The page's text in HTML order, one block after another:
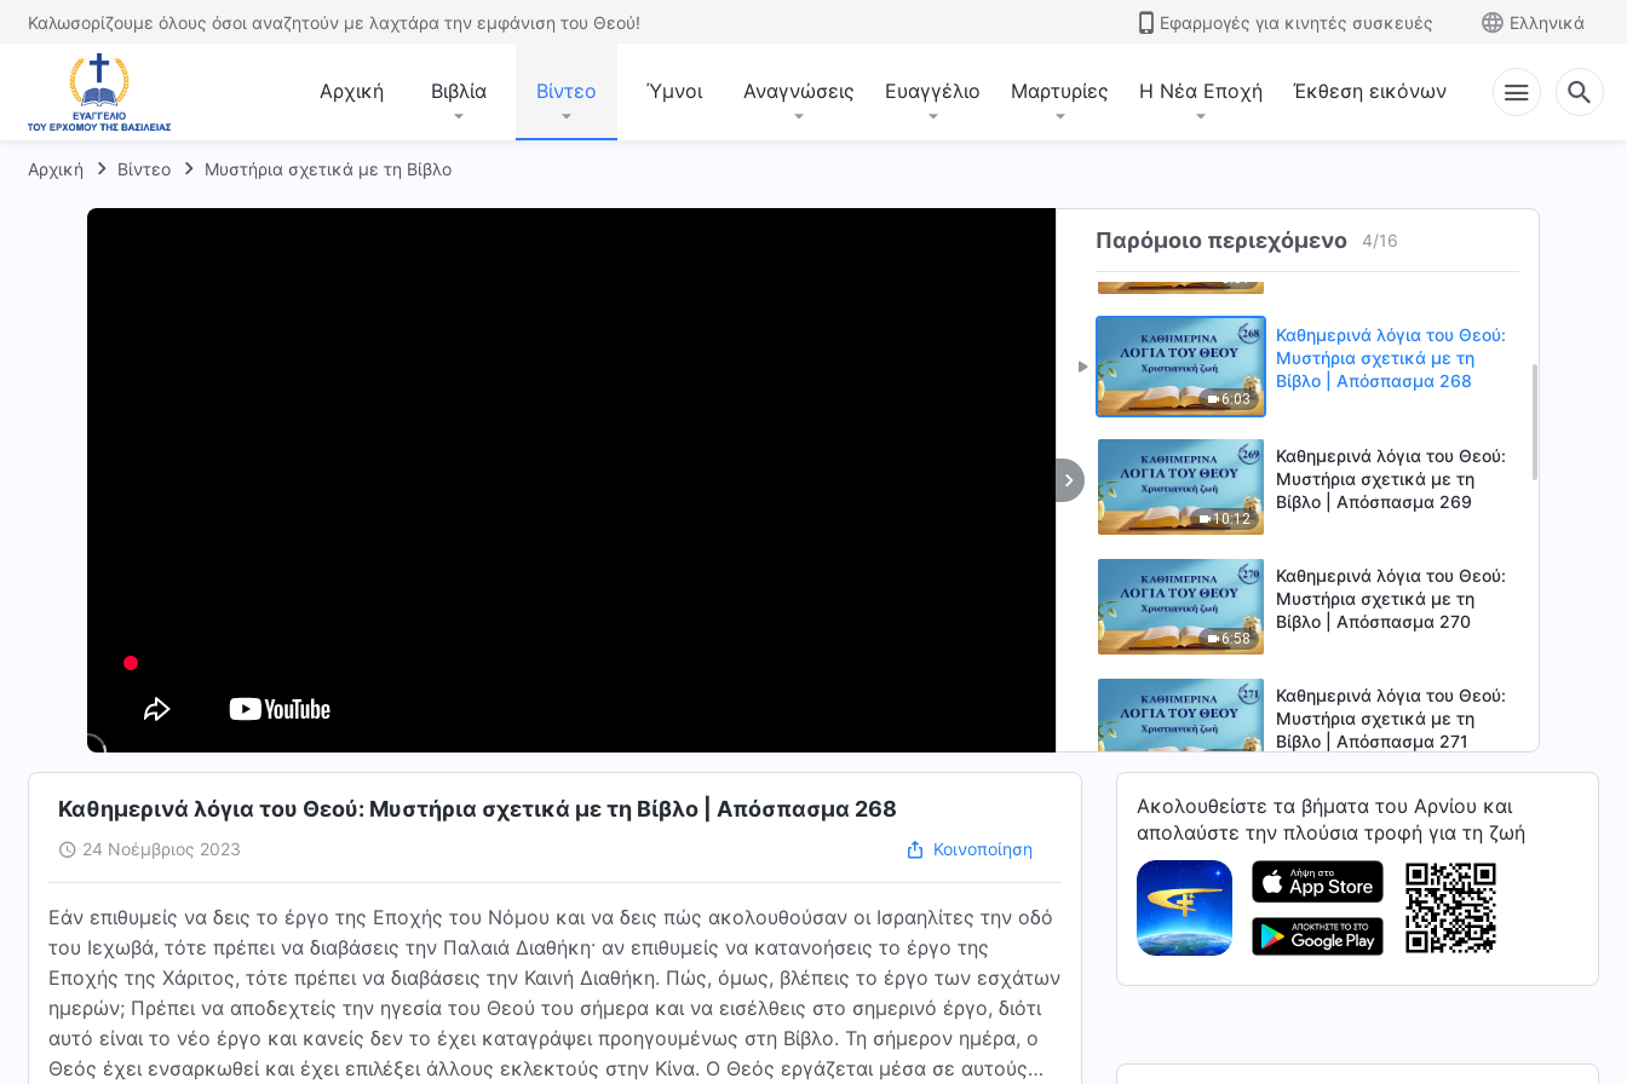
Καλωσορίζουμε όλους όσοι αναζητούν με λαχτάρα την εμφάνιση του Θεού! Εφαρμογές για κινητές συσκευές Ελληνικά
Αρχική Βιβλία Βίντεο Ύμνοι Αναγνώσεις Ευαγγέλιο Μαρτυρίες Η Νέα Εποχή Έκθεση εικόνων
Αρχική Βίντεο Μυστήρια σχετικά με τη Βίβλο
Παρόμοιο περιεχόμενο 4/16
9:15
Βίβλο | Απόσπασμα 265
Καθημερινά λόγια του Θεού:
3:31
Καθημερινά λόγια του Θεού:
Μυστήρια σχετικά με τη
6:03
Καθημερινά λόγια του Θεού:
Μυστήρια σχετικά με τη
Βίβλο | Απόσπασμα 268
10:12
Καθημερινά λόγια του Θεού:
Μυστήρια σχετικά με τη
Βίβλο | Απόσπασμα 269
6:58
Καθημερινά λόγια του Θεού:
Μυστήρια σχετικά με τη
Βίβλο | Απόσπασμα 270
Καθημερινά λόγια του Θεού:
Μυστήρια σχετικά με τη
Βίβλο | Απόσπασμα 271
10:25
Καθημερινά λόγια του Θεού:
Μυστήρια σχετικά με τη
Βίβλο | Απόσπασμα 272
Καθημερινά λόγια του Θεού:
Μυστήρια σχετικά με τη
Βίβλο | Απόσπασμα 273
Καθημερινά λόγια του Θεού: Μυστήρια σχετικά με τη Βίβλο | Απόσπασμα 268
24 Νοέμβριος 2023 Κοινοποίηση
Εάν επιθυμείς να δεις το έργο της Εποχής του Νόμου και να δεις πώς ακολουθούσαν οι Ισραηλίτες την οδό
του Ιεχωβά, τότε πρέπει να διαβάσεις την Παλαιά Διαθήκη· αν επιθυμείς να κατανοήσεις το έργο της
Εποχής της Χάριτος, τότε πρέπει να διαβάσεις την Καινή Διαθήκη. Πώς, όμως, βλέπεις το έργο των εσχάτων
ημερών; Πρέπει να αποδεχτείς την ηγεσία του Θεού του σήμερα και να εισέλθεις στο σημερινό έργο, διότι
αυτό είναι το νέο έργο και κανείς δεν το έχει καταγράψει προηγουμένως στη Βίβλο. Τη σήμερον ημέρα, ο
Θεός έχει ενσαρκωθεί και έχει επιλέξει άλλους εκλεκτούς στην Κίνα. Ο Θεός εργάζεται μέσα σε αυτούς
Ακολουθείστε τα βήματα του Αρνίου και
απολαύστε την πλούσια τροφή για τη ζωή